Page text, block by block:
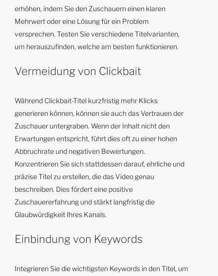
erhöhen, indem Sie den Zuschauern einen klaren
Mehrwert oder eine Lösung für ein Problem
versprechen. Testen Sie verschiedene Titelvarianten,
um herauszufinden, welche am besten funktionieren.
Vermeidung von Clickbait
Während Clickbait-Titel kurzfristig mehr Klicks
generieren können, können sie auch das Vertrauen der
Zuschauer untergraben. Wenn der Inhalt nicht den
Erwartungen entspricht, führt dies oft zu einer hohen
Abbruchrate und negativen Bewertungen.
Konzentrieren Sie sich stattdessen darauf, ehrliche und
präzise Titel zu erstellen, die das Video genau
beschreiben. Dies fördert eine positive
Zuschauererfahrung und stärkt langfristig die
Glaubwürdigkeit Ihres Kanals.
Einbindung von Keywords
Integrieren Sie die wichtigsten Keywords in den Titel, um